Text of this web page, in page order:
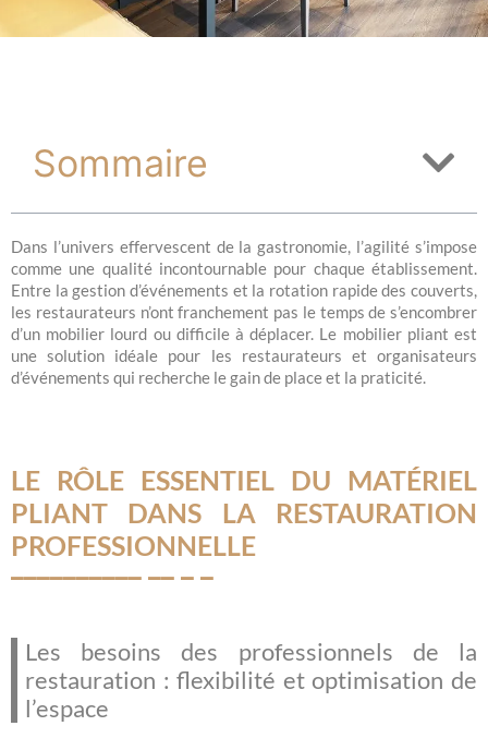
Sommaire
Dans l’univers effervescent de la gastronomie, l’agilité s’impose
comme une qualité incontournable pour chaque établissement.
Entre la gestion d’événements et la rotation rapide des couverts,
les restaurateurs n’ont franchement pas le temps de s’encombrer
d’un mobilier lourd ou difficile à déplacer. Le mobilier pliant est
une solution idéale pour les restaurateurs et organisateurs
d’événements qui recherche le gain de place et la praticité.
LE RÔLE ESSENTIEL DU MATÉRIEL
PLIANT DANS LA RESTAURATION
PROFESSIONNELLE
Les besoins des professionnels de la
restauration : flexibilité et optimisation de
l’espace